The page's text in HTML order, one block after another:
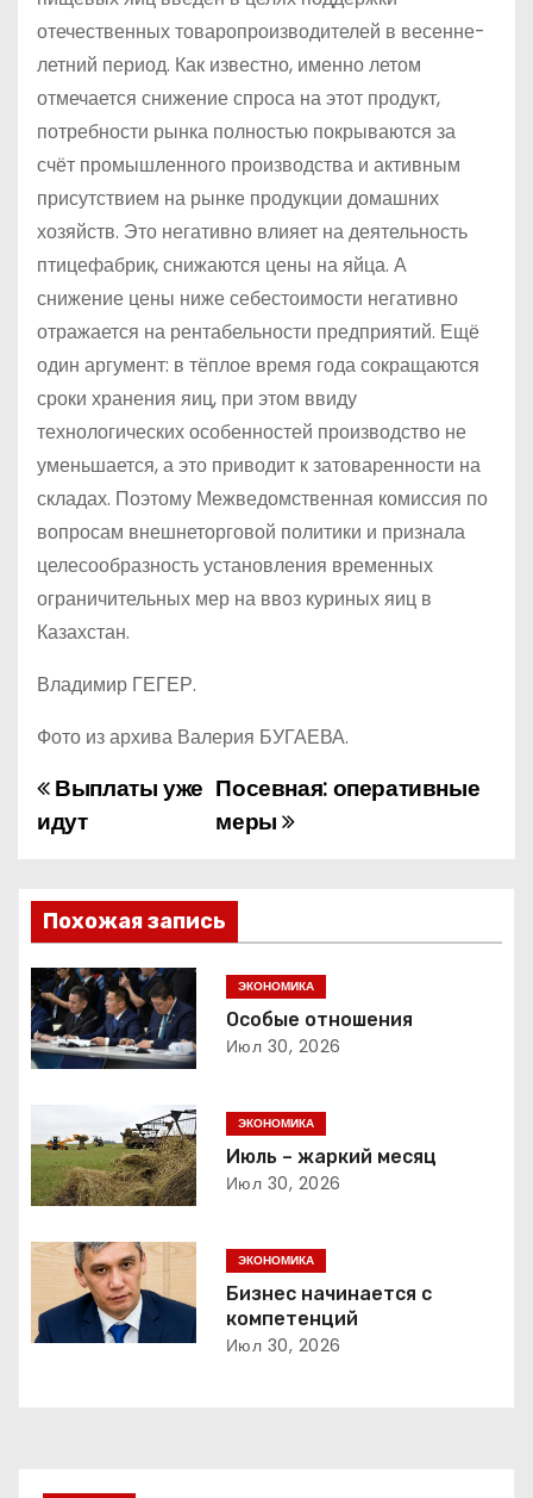
отечественных товаропроизводителей в весенне-
летний период. Как известно, именно летом
отмечается снижение спроса на этот продукт,
потребности рынка полностью покрываются за
счёт промышленного производства и активным
присутствием на рынке продукции домашних
хозяйств. Это негативно влияет на деятельность
птицефабрик, снижаются цены на яйца. А
снижение цены ниже себестоимости негативно
отражается на рентабельности предприятий. Ещё
один аргумент: в тёплое время года сокращаются
сроки хранения яиц, при этом ввиду
технологических особенностей производство не
уменьшается, а это приводит к затоваренности на
складах. Поэтому Межведомственная комиссия по
вопросам внешнеторговой политики и признала
целесообразность установления временных
ограничительных мер на ввоз куриных яиц в
Казахстан.
Владимир ГЕГЕР.
Фото из архива Валерия БУГАЕВА.
Н
а
в
и
г
а
и
я
п
о
з
Посевная: оперативные
меры
Выплаты уже
идут
Похожая запись
ЭКОНОМИКА
Особые отношения
Июл 30, 2026
ЭКОНОМИКА
Июль – жаркий месяц
Июл 30, 2026
ЭКОНОМИКА
Бизнес начинается с
компетенций
Июл 30, 2026